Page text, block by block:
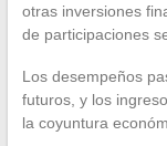
otras inversiones
de participaciones
Los desempeños
futuros, y los
la coyuntura